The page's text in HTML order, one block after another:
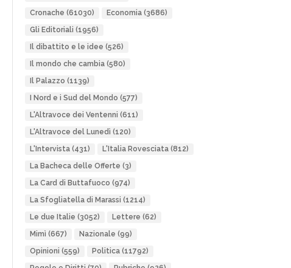
Cronache (61030) Economia(3686)
Gli Editoriali (1956)
Il dibattito e le idee (526)
Il mondo che cambia(580)
Il Palazzo (1139)
I Nord e i Sud del Mondo (577)
L'Altravoce dei Ventenni (611)
L'Altravoce del Lunedì (120)
L'Intervista(431) L'Italia Rovesciata(812)
La Bacheca delle Offerte (3)
La Card di Buttafuoco (974)
La Sfogliatella di Marassi (1214)
Le due Italie (3052) Lettere (62)
Mimì (667) Nazionale (99)
Opinioni (559) Politica(11792)